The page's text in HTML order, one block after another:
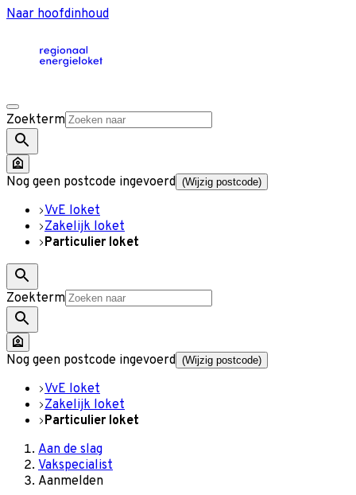
Naar hoofdinhoud
Zoekterm
Nog geen postcode ingevoerd (Wijzig postcode)
VvE loket
Zakelijk loket
Particulier loket
Zoekterm
Nog geen postcode ingevoerd (Wijzig postcode)
VvE loket
Zakelijk loket
Particulier loket
Aan de slag
Vakspecialist
Aanmelden